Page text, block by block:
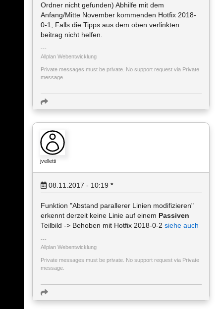
Ordner nicht gefunden) Abhilfe mit dem
Anfang/Mitte November kommenden Hotfix 2018-
0-1, Falls die Tipps aus dem oben verlinkten
beitrag nicht helfen.
Allplan Webentwicklung
Private messages must be private. No support request via Private
message.
jvelletti
08.11.2017 - 10:19 *
Funktion "Abstand parallerer Linien modifizieren"
erkennt derzeit keine Linie auf einem Passiven
Teilbild -> Behoben mit Hotfix 2018-0-2 siehe auch
Allplan Webentwicklung
Private messages must be private. No support request via Private
message.